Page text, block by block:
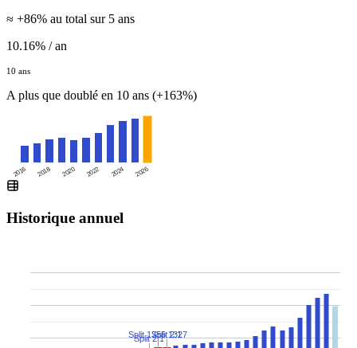
≈ +86% au total sur 5 ans
10.16% / an
10 ans
A plus que doublé en 10 ans (+163%)
2016 2018 2020 2022 2024 2026
Historique annuel
Split 2:1
Split 1355:1327
Split 2:1